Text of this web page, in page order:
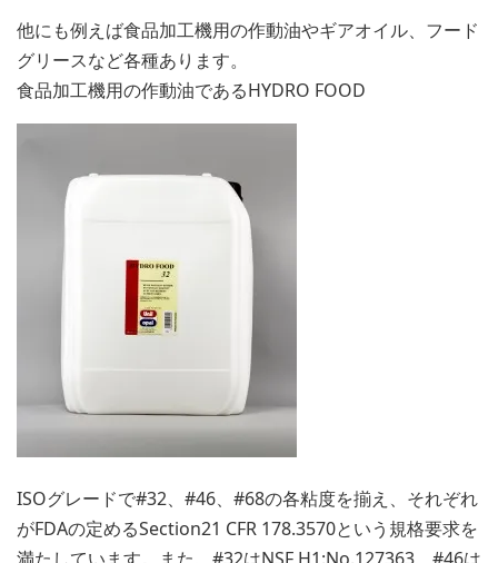
他にも例えば食品加工機用の作動油やギアオイル、フード
グリースなど各種あります。
食品加工機用の作動油であるHYDRO FOOD
ISOグレードで#32、#46、#68の各粘度を揃え、それぞれ
がFDAの定めるSection21 CFR 178.3570という規格要求を